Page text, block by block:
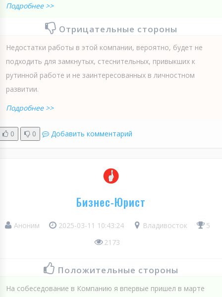
Подробнее >>
Отрицательные стороны
Недостатки работы в этой компании, вероятно, будет не
подходить для замкнутых, стеснительных, привыкших к
рутинной работе и не заинтересованных в личностном
развитии.
Подробнее >>
0 0 Добавить комментарий
Бизнес-Юрист
Аноним 2025-03-11 10:43:24 Владивосток
5
2173
Положительные стороны
На собеседование в Компанию я впервые пришел в марте